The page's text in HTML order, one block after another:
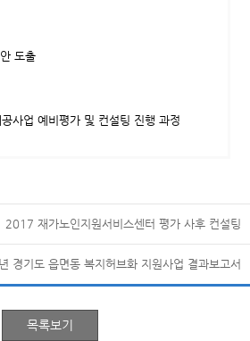
도출
사업 예비평가 및 컨설팅 진행 과정
2017 재가노인지원서비스센터 평가 사후 컨설팅
경기도 읍면동 복지허브화 지원사업 결과보고서